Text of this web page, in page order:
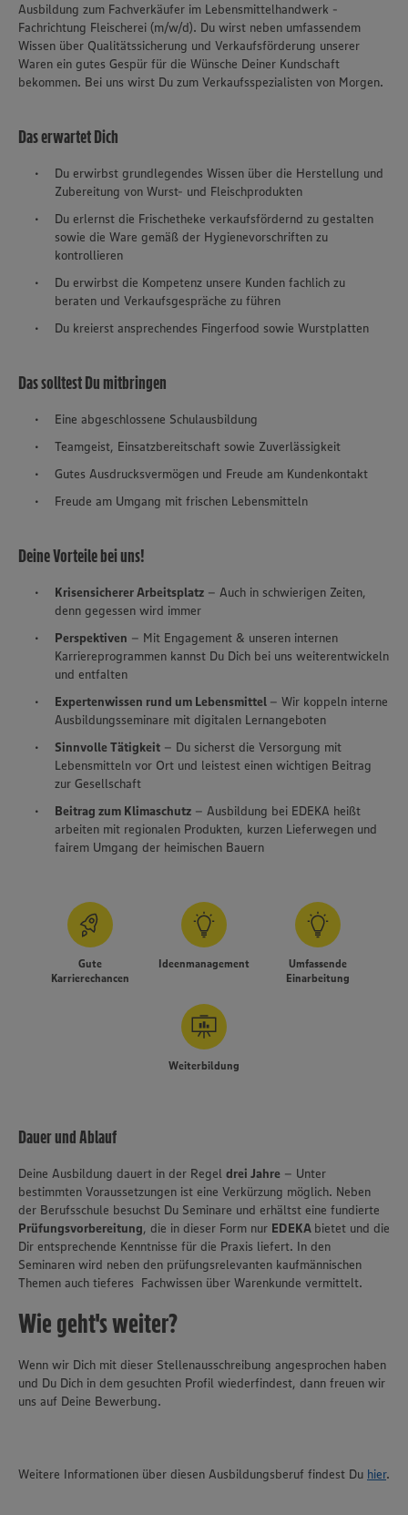
ermöglichen. Wir verwenden Ihre Daten, um unsere
Ausbildung zum Fachverkäufer im Lebensmittelhandwerk -
Fachrichtung Fleischerei (m/w/d). Du wirst neben umfassendem
Wissen über Qualitätssicherung und Verkaufsförderung unserer
Waren ein gutes Gespür für die Wünsche Deiner Kundschaft
bekommen. Bei uns wirst Du zum Verkaufsspezialisten von Morgen.
Das erwartet Dich
Du erwirbst grundlegendes Wissen über die Herstellung und
Zubereitung von Wurst- und Fleischprodukten
Du erlernst die Frischetheke verkaufsfördernd zu gestalten
sowie die Ware gemäß der Hygienevorschriften zu
kontrollieren
Du erwirbst die Kompetenz unsere Kunden fachlich zu
beraten und Verkaufsgespräche zu führen
Du kreierst ansprechendes Fingerfood sowie Wurstplatten
Das solltest Du mitbringen
Eine abgeschlossene Schulausbildung
Teamgeist, Einsatzbereitschaft sowie Zuverlässigkeit
Gutes Ausdrucksvermögen und Freude am Kundenkontakt
Freude am Umgang mit frischen Lebensmitteln
Deine Vorteile bei uns!
Krisensicherer Arbeitsplatz – Auch in schwierigen Zeiten,
denn gegessen wird immer
Perspektiven – Mit Engagement & unseren internen
Karriereprogrammen kannst Du Dich bei uns weiterentwickeln
und entfalten
Expertenwissen rund um Lebensmittel – Wir koppeln interne
Ausbildungsseminare mit digitalen Lernangeboten
Sinnvolle Tätigkeit – Du sicherst die Versorgung mit
Lebensmitteln vor Ort und leistest einen wichtigen Beitrag
zur Gesellschaft
Beitrag zum Klimaschutz – Ausbildung bei EDEKA heißt
arbeiten mit regionalen Produkten, kurzen Lieferwegen und
fairem Umgang der heimischen Bauern
Gute
Karrierechancen
Ideenmanagement
Umfassende
Einarbeitung
Weiterbildung
Dauer und Ablauf
Deine Ausbildung dauert in der Regel drei Jahre – Unter
bestimmten Voraussetzungen ist eine Verkürzung möglich. Neben
der Berufsschule besuchst Du Seminare und erhältst eine fundierte
Prüfungsvorbereitung, die in dieser Form nur EDEKA bietet und die
Dir entsprechende Kenntnisse für die Praxis liefert. In den
Seminaren wird neben den prüfungsrelevanten kaufmännischen
Themen auch tieferes Fachwissen über Warenkunde vermittelt.
Wie geht's weiter?
Wenn wir Dich mit dieser Stellenausschreibung angesprochen haben
und Du Dich in dem gesuchten Profil wiederfindest, dann freuen wir
uns auf Deine Bewerbung.
Weitere Informationen über diesen Ausbildungsberuf findest Du hier.